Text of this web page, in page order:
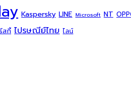
Kaspersky LINE Microsoft NT
สกี้ ไปรษณีย์ไทย ไลน์